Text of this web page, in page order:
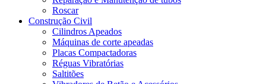
Roscar
Construção Civil
Cilindros Apeados
Máquinas de corte apeadas
Placas Compactadoras
Réguas Vibratórias
Saltitões